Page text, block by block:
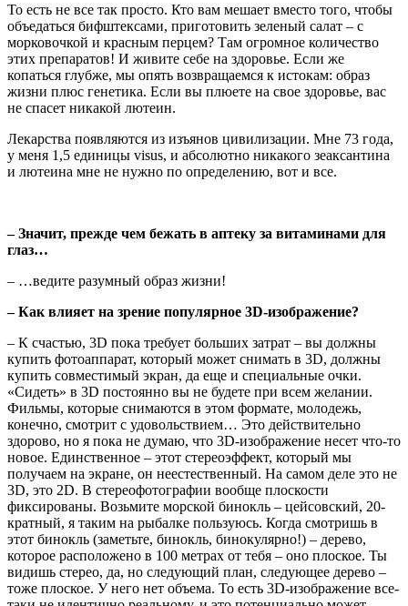
То есть не все так просто. Кто вам мешает вместо того, чтобы
объедаться бифштексами, приготовить зеленый салат – с
морковочкой и красным перцем? Там огромное количество
этих препаратов! И живите себе на здоровье. Если же
копаться глубже, мы опять возвращаемся к истокам: образ
жизни плюс генетика. Если вы плюете на свое здоровье, вас
не спасет никакой лютеин.
Лекарства появляются из изъянов цивилизации. Мне 73 года,
у меня 1,5 единицы visus, и абсолютно никакого зеаксантина
и лютеина мне не нужно по определению, вот и все.
– Значит, прежде чем бежать в аптеку за витаминами для
глаз…
– …ведите разумный образ жизни!
– Как влияет на зрение популярное 3D-изображение?
– К счастью, 3D пока требует больших затрат – вы должны
купить фотоаппарат, который может снимать в 3D, должны
купить совместимый экран, да еще и специальные очки.
«Сидеть» в 3D постоянно вы не будете при всем желании.
Фильмы, которые снимаются в этом формате, молодежь,
конечно, смотрит с удовольствием… Это действительно
здорово, но я пока не думаю, что 3D-изображение несет что-то
новое. Единственное – этот стереоэффект, который мы
получаем на экране, он неестественный. На самом деле это не
3D, это 2D. В стереофотографии вообще плоскости
фиксированы. Возьмите морской бинокль – цейсовский, 20-
кратный, я таким на рыбалке пользуюсь. Когда смотришь в
этот бинокль (заметьте, бинокль, бинокулярно!) – дерево,
которое расположено в 100 метрах от тебя – оно плоское. Ты
видишь стерео, да, но следующий план, следующее дерево –
тоже плоское. У него нет объема. То есть 3D-изображение все-